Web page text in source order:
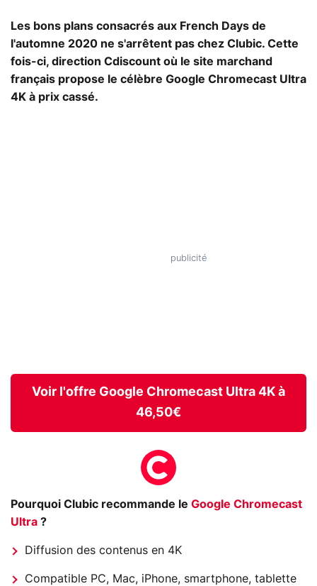
Les bons plans consacrés aux French Days de
l'automne 2020 ne s'arrêtent pas chez Clubic. Cette
fois-ci, direction Cdiscount où le site marchand
français propose le célèbre Google Chromecast Ultra
4K à prix cassé.
Voir l'offre Google Chromecast Ultra 4K à
46,50€
Pourquoi Clubic recommande le Google Chromecast
Ultra ?
Diffusion des contenus en 4K
Compatible PC, Mac, iPhone, smartphone, tablette